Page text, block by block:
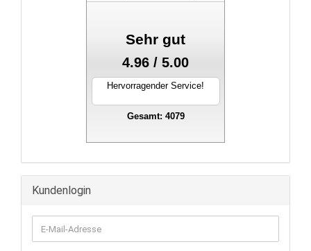
Sehr gut
4.96 / 5.00
Hervorragender Service!
Gesamt: 4079
Kundenlogin
E-
Mail-